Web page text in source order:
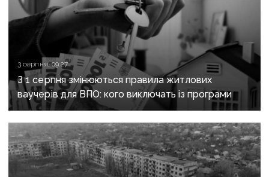
3 серпня, 09:27
З 1 серпня змінюються правила житлових
ваучерів для ВПО: кого виключать із програми